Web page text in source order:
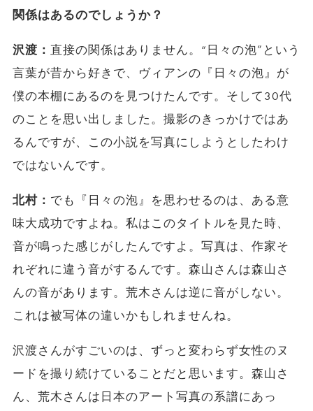
関係はあるのでしょうか？
沢渡： 直接の関係はありません。“日々の泡”という
言葉が昔から好きで、ヴィアンの『日々の泡』が
僕の本棚にあるのを見つけたんです。そして30代
のことを思い出しました。撮影のきっかけではあ
るんですが、この小説を写真にしようとしたわけ
ではないんです。
北村： でも『日々の泡』を思わせるのは、ある意
味大成功ですよね。私はこのタイトルを見た時、
音が鳴った感じがしたんですよ。写真は、作家そ
れぞれに違う音がするんです。森山さんは森山さ
んの音があります。荒木さんは逆に音がしない。
これは被写体の違いかもしれませんね。
沢渡さんがすごいのは、ずっと変わらず女性のヌ
ードを撮り続けていることだと思います。森山さ
ん、荒木さんは日本のアート写真の系譜にあっ